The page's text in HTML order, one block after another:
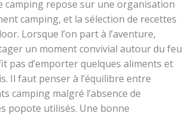
camping repose sur une organisation
camping, et la sélection de recettes
Lorsque l’on part à l’aventure,
un moment convivial autour du feu
pas d’emporter quelques aliments et
Il faut penser à l’équilibre entre
camping malgré l’absence de
popote utilisés. Une bonne